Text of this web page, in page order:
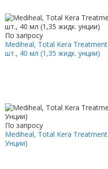
По запросу
Mediheal, Total Kera
шт., 40 мл (1,35 жидк. унции)
По запросу
Mediheal, Total Kera
Унции)